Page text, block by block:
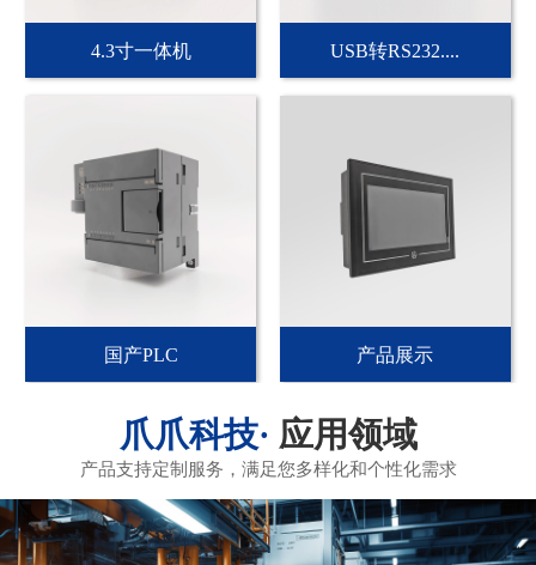
4.3寸一体机 USB转RS232....
国产PLC 产品展示
应用领域